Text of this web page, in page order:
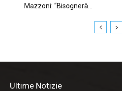
Mazzoni: “Bisognerà...
Ultime Notizie